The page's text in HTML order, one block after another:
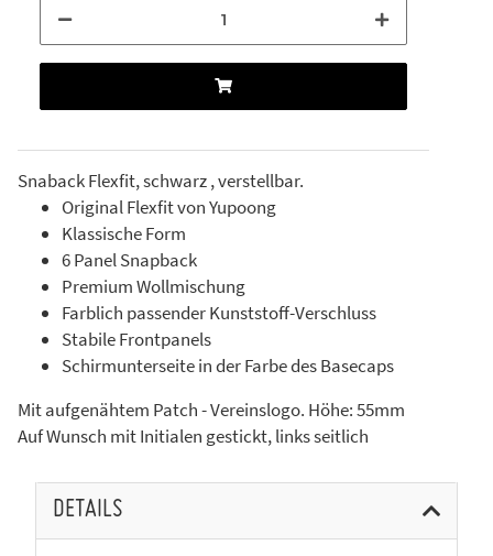
Snaback Flexfit, schwarz , verstellbar.
Original Flexfit von Yupoong
Klassische Form
6 Panel Snapback
Premium Wollmischung
Farblich passender Kunststoff-Verschluss
Stabile Frontpanels
Schirmunterseite in der Farbe des Basecaps
Mit aufgenähtem Patch - Vereinslogo. Höhe: 55mm
Auf Wunsch mit Initialen gestickt, links seitlich
DETAILS